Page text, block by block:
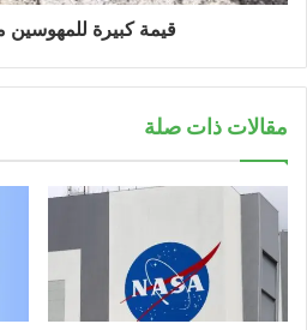
قيمة كبيرة للمهوسين
مقالات ذات صلة